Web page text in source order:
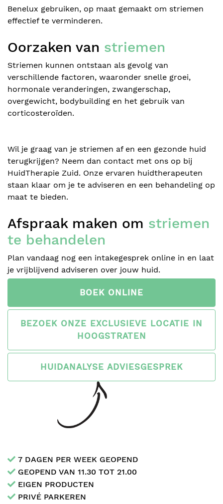
Benelux gebruiken, op maat gemaakt om striemen
effectief te verminderen.
Oorzaken van striemen
Striemen kunnen ontstaan als gevolg van
verschillende factoren, waaronder snelle groei,
hormonale veranderingen, zwangerschap,
overgewicht, bodybuilding en het gebruik van
corticosteroïden.
Wil je graag van je striemen af en een gezonde huid
terugkrijgen? Neem dan contact met ons op bij
HuidTherapie Zuid. Onze ervaren huidtherapeuten
staan klaar om je te adviseren en een behandeling op
maat te bieden.
Afspraak maken om striemen
te behandelen
Plan vandaag nog een intakegesprek online in en laat
je vrijblijvend adviseren over jouw huid.
BOEK ONLINE
BEZOEK ONZE EXCLUSIEVE LOCATIE IN
HOOGSTRATEN
HUIDANALYSE ADVIESGESPREK
7 DAGEN PER WEEK GEOPEND
GEOPEND VAN 11.30 TOT 21.00
EIGEN PRODUCTEN
PRIVÉ PARKEREN